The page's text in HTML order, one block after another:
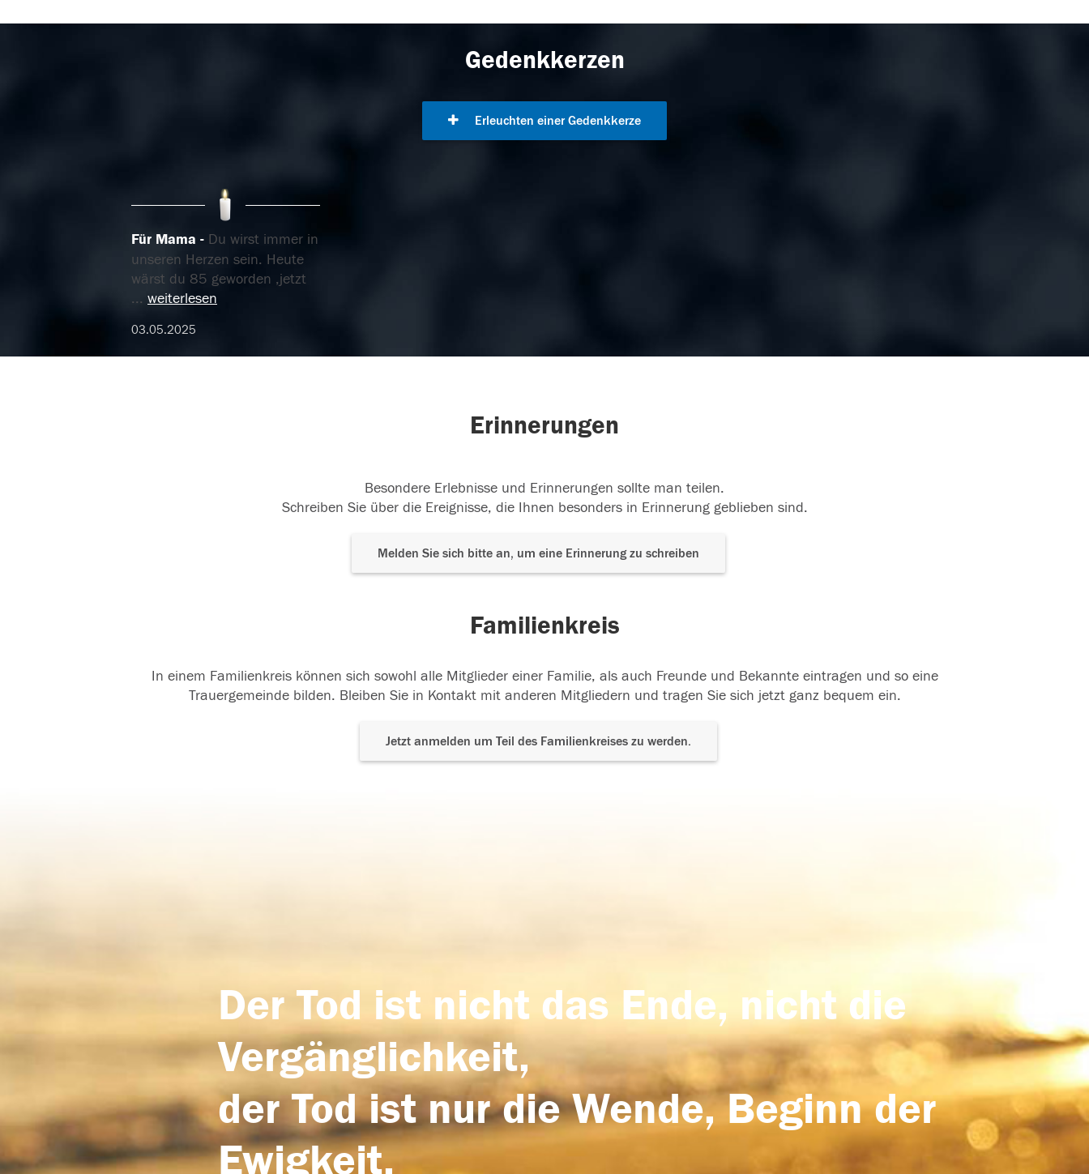
Gedenkkerzen
Erleuchten einer Gedenkkerze
Für Mama
Du wirst immer in
unseren Herzen sein. Heute
wärst du 85 geworden ,jetzt
... weiterlesen
03.05.2025
Erinnerungen
Besondere Erlebnisse und Erinnerungen sollte man teilen.
Schreiben Sie über die Ereignisse, die Ihnen besonders in Erinnerung geblieben sind.
Melden Sie sich bitte an, um eine Erinnerung zu schreiben
Familienkreis
In einem Familienkreis können sich sowohl alle Mitglieder einer Familie, als auch Freunde und Bekannte eintragen und so eine
Trauergemeinde bilden. Bleiben Sie in Kontakt mit anderen Mitgliedern und tragen Sie sich jetzt ganz bequem ein.
Jetzt anmelden um Teil des Familienkreises zu werden.
Der Tod ist nicht das Ende, nicht die
Vergänglichkeit,
der Tod ist nur die Wende, Beginn der
Ewigkeit.